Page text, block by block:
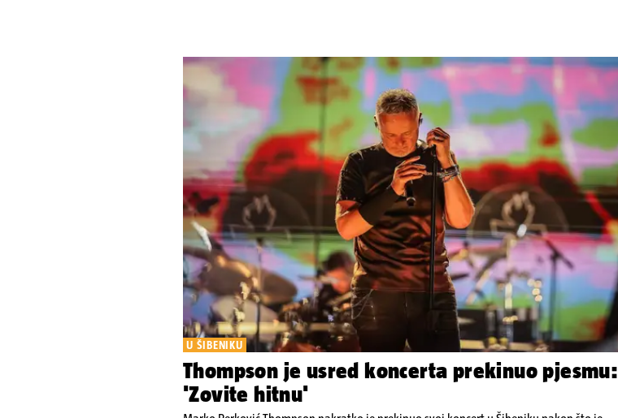
U ŠIBENIKU
Thompson je usred koncerta prekinuo pjesmu:
'Zovite hitnu'